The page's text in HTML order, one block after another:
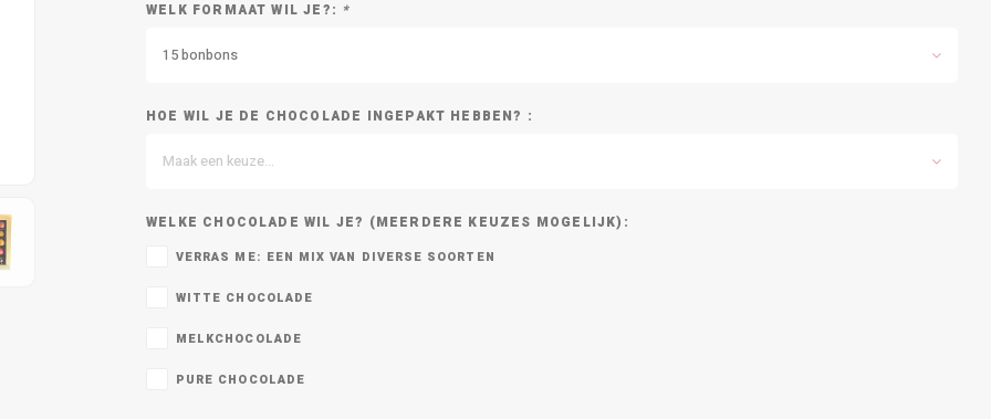
WELK FORMAAT WIL JE?: *
15 bonbons
HOE WIL JE DE CHOCOLADE INGEPAKT HEBBEN? :
Maak een keuze...
WELKE CHOCOLADE WIL JE? (MEERDERE KEUZES MOGELIJK):
VERRAS ME: EEN MIX VAN DIVERSE SOORTEN
WITTE CHOCOLADE
MELKCHOCOLADE
PURE CHOCOLADE